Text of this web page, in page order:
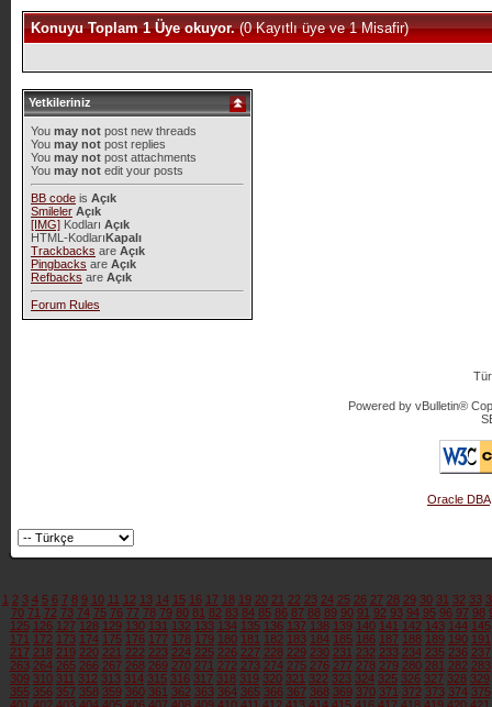
Konuyu Toplam 1 Üye okuyor.(0 Kayıtlı üye ve 1 Misafir)
Yetkileriniz
You may notpost new threads
You may notpost replies
You may notpost attachments
You may notedit your posts
BB codeis Açık
Smileler Açık
[IMG]Kodları Açık
HTML-KodlarıKapalı
Trackbacks are Açık
Pingbacks are Açık
Refbacks are Açık
Forum Rules
Powered by vBulletin®
Oracle DBA
1 2 3 4 5 6 7 8 9 10 11 12 13 14 15 16 17 18 19 20 21 22 23 24 25 26 27 28 29 30 31 32 33
70 71 72 73 74 75 76 77 78 79 80 81 82 83 84 85 86 87 88 89 90 91 92 93 94 95 96 97 98
125 126 127 128 129 130 131 132 133 134 135 136 137 138 139 140 141 142 143 144 145
171 172 173 174 175 176 177 178 179 180 181 182 183 184 185 186 187 188 189 190 191
217 218 219 220 221 222 223 224 225 226 227 228 229 230 231 232 233 234 235 236 237
263 264 265 266 267 268 269 270 271 272 273 274 275 276 277 278 279 280 281 282 283
309 310 311 312 313 314 315 316 317 318 319 320 321 322 323 324 325 326 327 328 329
355 356 357 358 359 360 361 362 363 364 365 366 367 368 369 370 371 372 373 374 375